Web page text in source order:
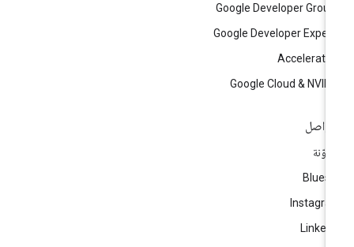
Google Developer
Google Developer
Google Cloud &